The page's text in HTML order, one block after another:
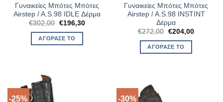
Γυναικείες Μπότες Μπότες
Airstep / A.S.98 IDLE Δέρμα
€302,00 Original
was:
€302,00.
€196,30Η
ΑΓΌΡΑΣΈ ΤΟ
Γυναικείες Μπότες Μπότες
Airstep / A.S.98 INSTINT
Δέρμα
€272,00 Original
was:
€272,00.
€204,00Η
ΑΓΌΡΑΣΈ ΤΟ
-25% -30%